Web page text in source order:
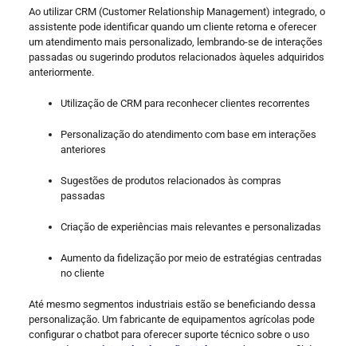
Ao utilizar CRM (Customer Relationship Management) integrado, o
assistente pode identificar quando um cliente retorna e oferecer
um atendimento mais personalizado, lembrando-se de interações
passadas ou sugerindo produtos relacionados àqueles adquiridos
anteriormente.
Utilização de CRM para reconhecer clientes recorrentes
Personalização do atendimento com base em interações
anteriores
Sugestões de produtos relacionados às compras
passadas
Criação de experiências mais relevantes e personalizadas
Aumento da fidelização por meio de estratégias centradas
no cliente
Até mesmo segmentos industriais estão se beneficiando dessa
personalização. Um fabricante de equipamentos agrícolas pode
configurar o chatbot para oferecer suporte técnico sobre o uso